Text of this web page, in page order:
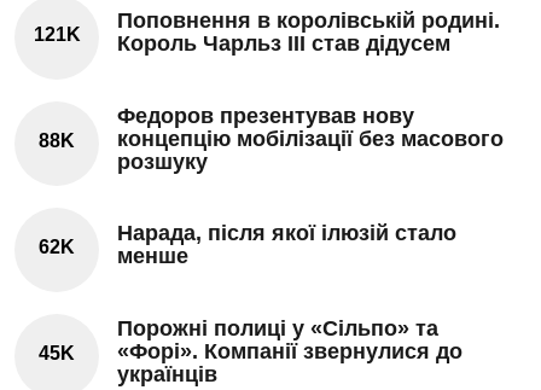
121K
Поповнення в королівській родині.
Король Чарльз III став дідусем
88K
Федоров презентував нову
концепцію мобілізації без масового
розшуку
62K
Нарада, після якої ілюзій стало
менше
45K
Порожні полиці у «Сільпо» та
«Форі». Компанії звернулися до
українців